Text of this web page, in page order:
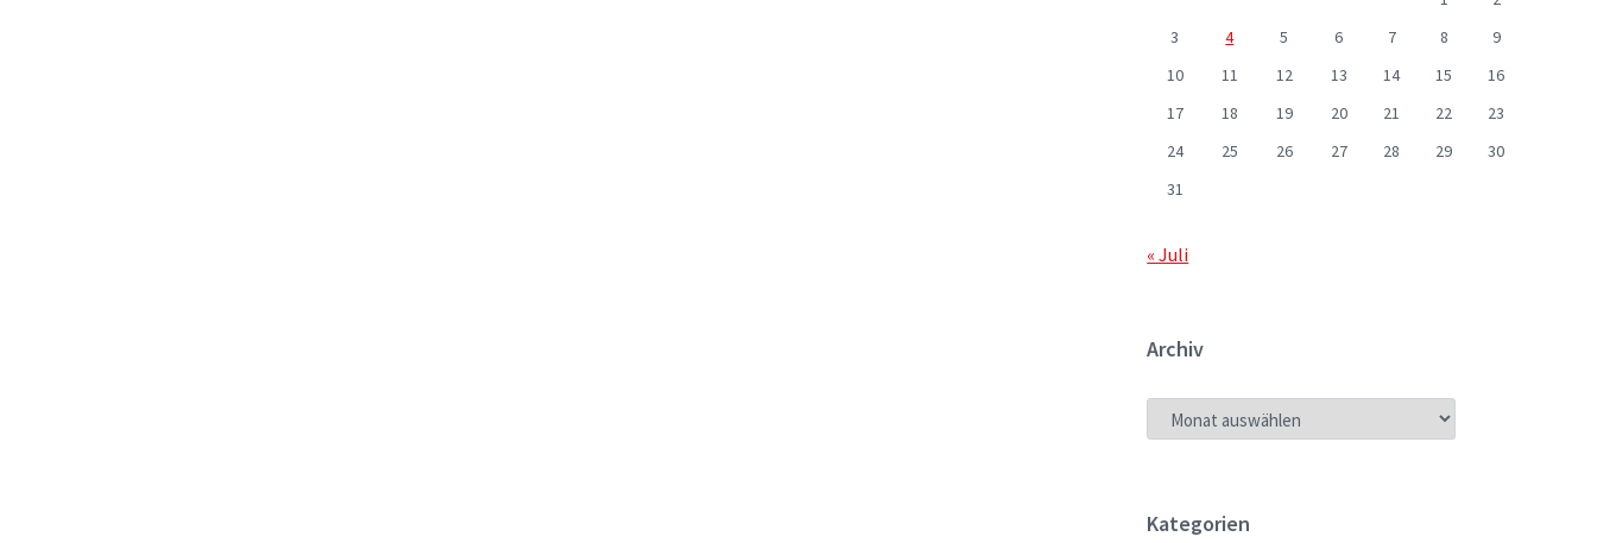
3
4 5 6 7 8
9
10
11 12 13 14 15
16
17
18 19 20 21 22
23
24
25 26 27 28 29
30
31
« Juli
Archiv
ARCHIV
Kategorien